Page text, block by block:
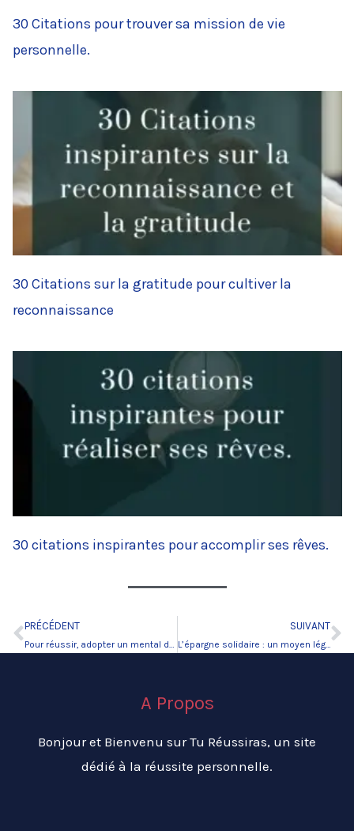
30 Citations pour trouver sa mission de vie
personnelle.
30 Citations sur la gratitude pour cultiver la
reconnaissance
30 citations inspirantes pour accomplir ses rêves.
Précédent
PRÉCÉDENT SUIVANT
A Propos
Bonjour et Bienvenu sur Tu Réussiras, un site
dédié à la réussite personnelle.